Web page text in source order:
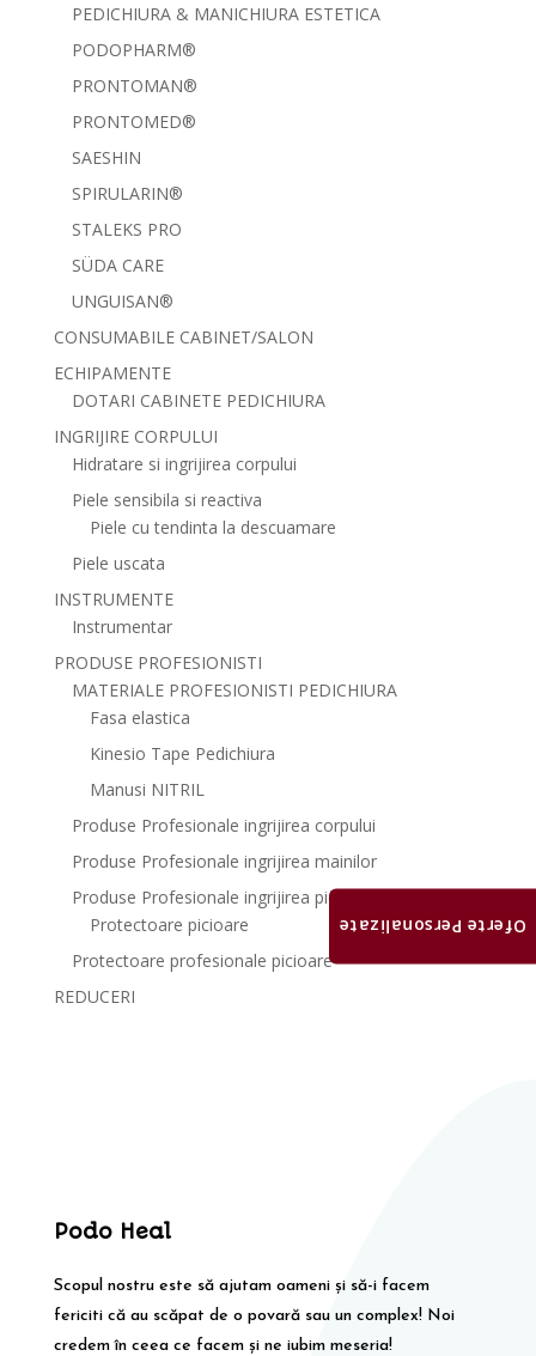
PEDICHIURA & MANICHIURA ESTETICA
PODOPHARM®
PRONTOMAN®
PRONTOMED®
SAESHIN
SPIRULARIN®
STALEKS PRO
SÜDA CARE
UNGUISAN®
CONSUMABILE CABINET/SALON
ECHIPAMENTE
DOTARI CABINETE PEDICHIURA
INGRIJIRE CORPULUI
Hidratare si ingrijirea corpului
Piele sensibila si reactiva
Piele cu tendinta la descuamare
Piele uscata
INSTRUMENTE
Instrumentar
PRODUSE PROFESIONISTI
MATERIALE PROFESIONISTI PEDICHIURA
Fasa elastica
Kinesio Tape Pedichiura
Manusi NITRIL
Produse Profesionale ingrijirea corpului
Produse Profesionale ingrijirea mainilor
Produse Profesionale ingrijirea picioarelor
Protectoare picioare
Protectoare profesionale picioare
REDUCERI
Podo Heal
Scopul nostru este să ajutam oameni și să-i facem
fericiti că au scăpat de o povară sau un complex! Noi
credem în ceea ce facem și ne iubim meseria!
Oferte Personalizate